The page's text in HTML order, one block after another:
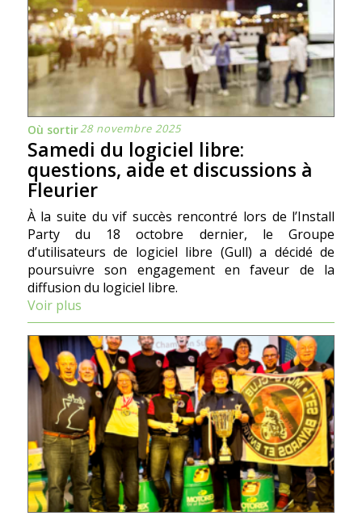
Où sortir28 novembre 2025
Samedi du logiciel libre:
questions, aide et discussions à
Fleurier
À la suite du vif succès rencontré lors de l’Install
Party du 18 octobre dernier, le Groupe
d’utilisateurs de logiciel libre (Gull) a décidé de
poursuivre son engagement en faveur de la
diffusion du logiciel libre.
Voir plus